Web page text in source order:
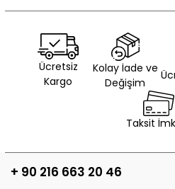
Ücretsiz
Kargo
Kolay İade ve
Değişim
Taksit
+ 90 216 663 20 46